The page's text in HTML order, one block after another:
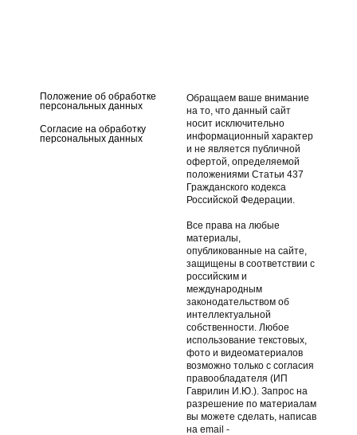
Положение об обработке
персональных данных
Согласие на обработку
персональных данных
Обращаем ваше внимание
на то, что данный сайт
носит исключительно
информационный характер
и не является публичной
офертой, определяемой
положениями Статьи 437
Гражданского кодекса
Российской Федерации.
Все права на любые
материалы,
опубликованные на сайте,
защищены в соответствии с
российским и
международным
законодательством об
интеллектуальной
собственности. Любое
использование текстовых,
фото и видеоматериалов
возможно только с согласия
правообладателя (ИП
Гаврилин И.Ю.). Запрос на
разрешение по материалам
вы можете сделать, написав
на email -